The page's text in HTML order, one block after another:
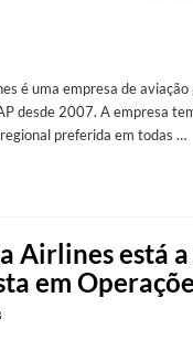
é uma empresa de
desde 2007. A empresa
preferida em todas …
Airlines está
em